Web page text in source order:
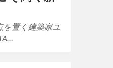
を置く建築家ユ